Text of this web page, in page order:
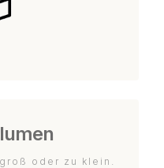
oder zu klein.